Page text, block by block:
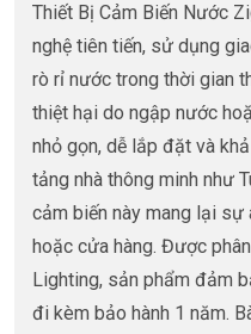
Thiết Bị Cảm Biến Nước
nghệ tiên tiến, sử dụng
rò rỉ nước trong thời gian
thiệt hại do ngập nước
nhỏ gọn, dễ lắp đặt và
tảng nhà thông minh như
cảm biến này mang lại sự
hoặc cửa hàng. Được
Lighting, sản phẩm đảm
đi kèm bảo hành 1 năm.